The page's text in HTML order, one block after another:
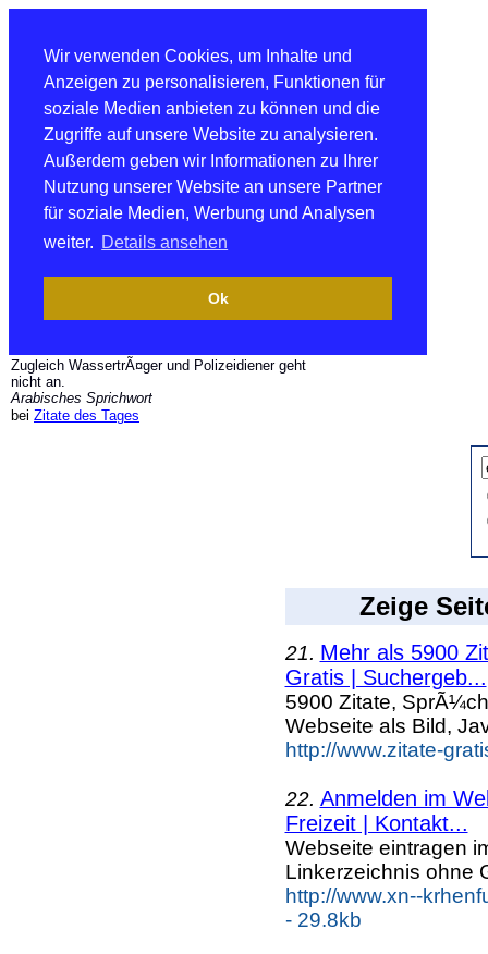
Wir verwenden Cookies, um Inhalte und
Anzeigen zu personalisieren, Funktionen für
soziale Medien anbieten zu können und die
Zugriffe auf unsere Website zu analysieren.
Außerdem geben wir Informationen zu Ihrer
Nutzung unserer Website an unsere Partner
für soziale Medien, Werbung und Analysen
weiter. Details ansehen
Ok
Zugleich WassertrÃ¤ger und Polizeidiener geht
nicht an.
Arabisches Sprichwort
bei Zitate des Tages
Zeige
21. Mehr als 5900
Gratis | Suchergeb...
5900 Zitate,
Webseite als Bild,
http://www.zitate-
22. Anmelden im
Freizeit | Kontakt...
Webseite eintragen
Linkerzeichnis ohne
http://www.xn--
- 29.8kb